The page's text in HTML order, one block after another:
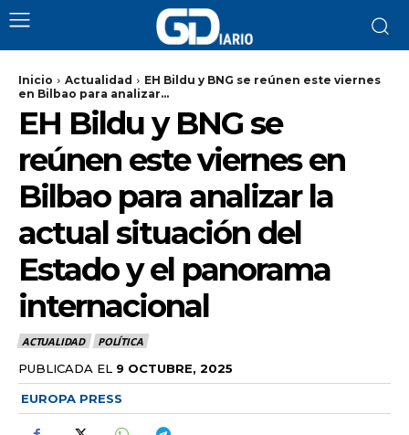
Inicio Actualidad
EH Bildu y BNG se reúnen este viernes
en Bilbao para analizar...
EH Bildu y BNG se
reúnen este viernes en
Bilbao para analizar la
actual situación del
Estado y el panorama
internacional
ACTUALIDAD POLÍTICA
PUBLICADA EL 9 OCTUBRE, 2025
EUROPA PRESS